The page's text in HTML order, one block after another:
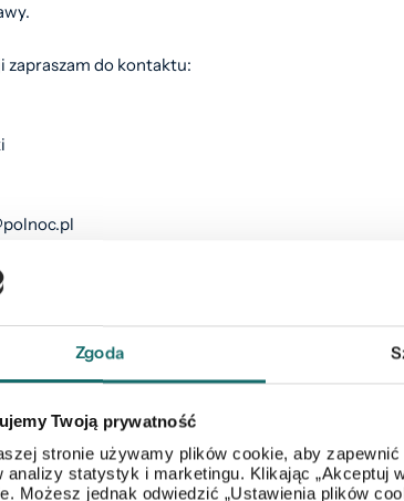
Zgoda
Twoją prywatność
stronie używamy plików cookie, aby
analizy statystyk i marketingu. Klikając „Akceptuj
Możesz jednak odwiedzić „Ustawienia plików
zapraszam do kontaktu:
Lider Nieruchomości Otodom 2020 i 2021 !